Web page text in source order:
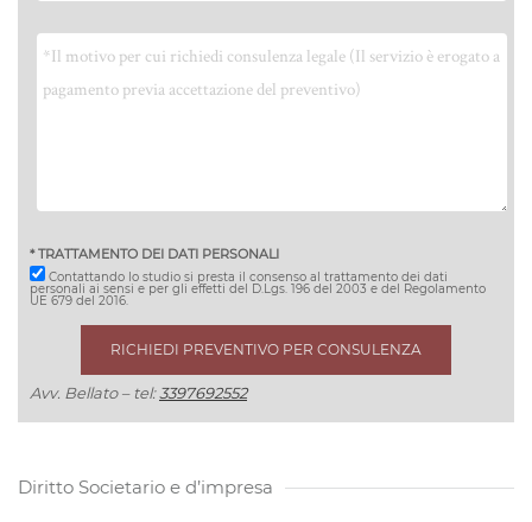
* TRATTAMENTO DEI DATI PERSONALI
Contattando lo studio si presta il consenso al trattamento dei dati
personali ai sensi e per gli effetti del D.Lgs. 196 del 2003 e del Regolamento
UE 679 del 2016.
Avv. Bellato – tel:3397692552
Diritto Societario e d’impresa